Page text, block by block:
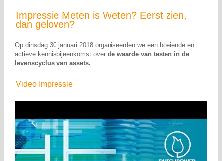
Impressie Meten is Weten? Eerst zien,
dan geloven?
Op dinsdag 30 januari 2018 organiseerden we een boeiende en
actieve kennisbijeenkomst overde waarde van testen in de
levenscyclus van assets.
Video Impressie